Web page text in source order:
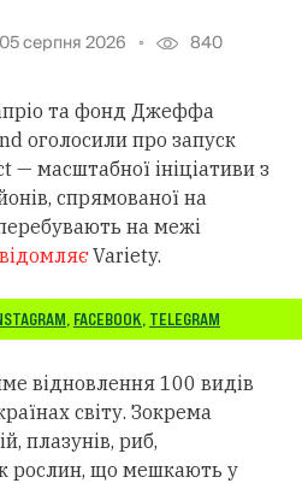
05 серпня 2026 840
та фонд Джеффа
оголосили про запуск
— масштабної ініціативи з
спрямованої на
на межі
Variety.
, FACEBOOK, TELEGRAM
відновлення 100 видів
світу. Зокрема
плазунів, риб,
рослин, що мешкають у